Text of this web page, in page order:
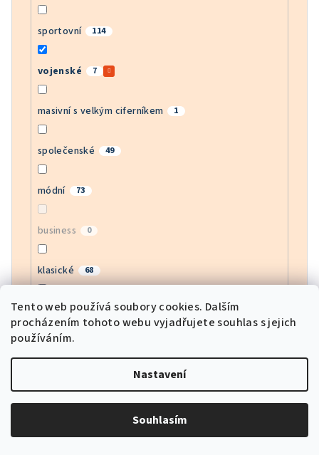
Tento web používá soubory cookies. Dalším
procházením tohoto webu vyjadřujete souhlas s jejich
používáním.
Nastavení
Souhlasím
sportovní 114
vojenské 7
masivní s velkým ciferníkem 1
společenské 49
módní 73
business 0
klasické 68
bussines 4
army 1